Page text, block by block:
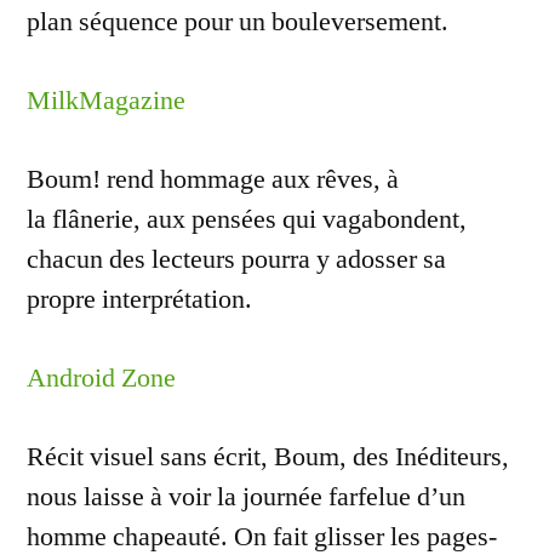
plan séquence pour un bouleversement.
MilkMagazine
Boum! rend hommage aux rêves, à
la flânerie, aux pensées qui vagabondent,
chacun des lecteurs pourra y adosser sa
propre interprétation.
Android Zone
Récit visuel sans écrit, Boum, des Inéditeurs,
nous laisse à voir la journée farfelue d’un
homme chapeauté. On fait glisser les pages-